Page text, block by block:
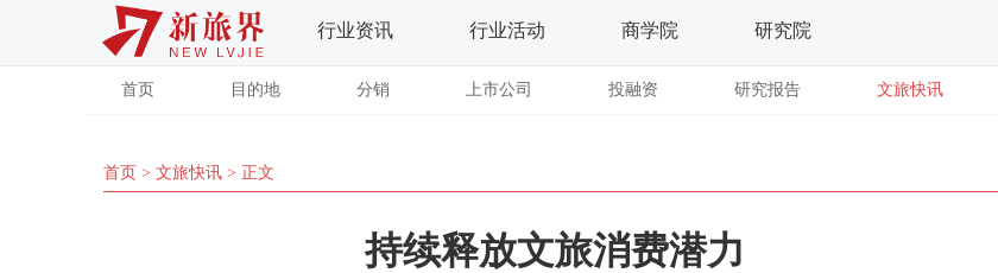
行业资讯 行业活动 商学院 研究院
首页 目的地 分销 上市公司 投融资 研究报告 文旅快讯
首页 > 文旅快讯 > 正文
持续释放文旅消费潜力